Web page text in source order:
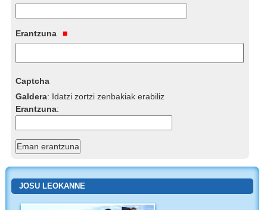
Erantzuna
Captcha
Galdera: Idatzi zortzi zenbakiak erabiliz
Erantzuna:
JOSU LEOKANNE